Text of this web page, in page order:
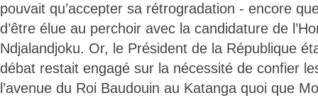
pouvait qu’accepter sa rétrogradation - encore
d’être élue au perchoir avec la candidature de
Ndjalandjoku. Or, le Président de la République
débat restait engagé sur la nécessité de confier
l’avenue du Roi Baudouin au Katanga quoi que